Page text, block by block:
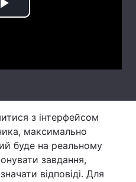
Play
з інтерфейсом
максимально
буде на реальному
завдання,
відповіді. Для